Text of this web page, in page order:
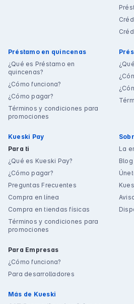
Préstamo en quincenas
¿Qué es Préstamo en
quincenas?
¿Cómo funciona?
¿Cómo pagar?
Términos y condiciones para
promociones
Kueski Pay
Para ti
¿Qué es Kueski Pay?
¿Cómo pagar?
Preguntas Frecuentes
Compra en línea
Compra en tiendas físicas
Términos y condiciones para
promociones
Para Empresas
¿Cómo funciona?
Para desarrolladores
La
Blog
Más de Kueski